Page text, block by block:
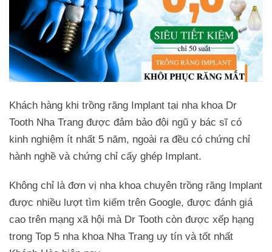
Khách hàng khi trồng răng Implant tại nha khoa Dr
Tooth Nha Trang được đảm bảo đội ngũ y bác sĩ có
kinh nghiệm ít nhất 5 năm, ngoài ra đều có chứng chỉ
hành nghề và chứng chỉ cấy ghép Implant.
Không chỉ là đơn vị nha khoa chuyên trồng răng Implant
được nhiều lượt tìm kiếm trên Google, được đánh giá
cao trên mạng xã hội mà Dr Tooth còn được xếp hạng
trong Top 5 nha khoa Nha Trang uy tín và tốt nhất